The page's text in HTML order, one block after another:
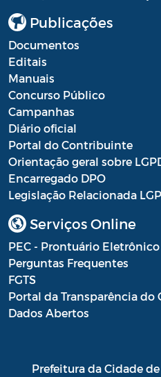
Saúde - Escala
Saúde - Estoques de
Saúde - Fila de
Saúde - Instrumentos
Saúde - Plano
Saúde -
Saúde - Processo
Comunitário de
Combate às
Saúde - REMUME -
Medicamentos
Publicações
Documentos
Editais
Manuais
Concurso Público
Campanhas
Diário oficial
Portal do Contribuinte
Orientação geral sobre
Encarregado DPO
Legislação Relacionada
Serviços Online
PEC - Prontuário
Perguntas Frequentes
FGTS
Portal da Transparência do
Dados Abertos
Prefeitura da Cidade